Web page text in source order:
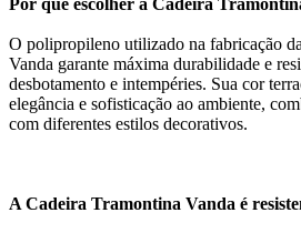
Por que escolher a Cadeira
O polipropileno utilizado na fabricação
Vanda garante máxima durabilidade e
desbotamento e intempéries. Sua cor
elegância e sofisticação ao ambiente,
com diferentes estilos decorativos.
A Cadeira Tramontina Vanda é